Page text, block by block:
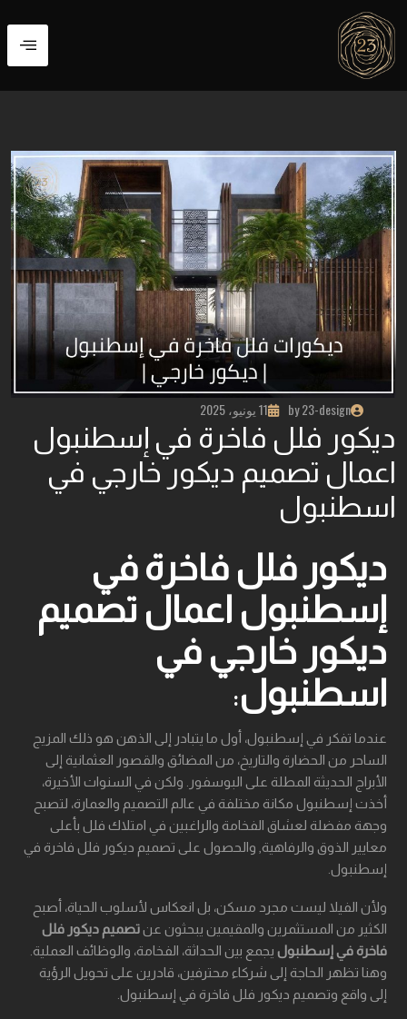
by 23-design 11 يونيو، 2025
ديكور فلل فاخرة في إسطنبول
اعمال تصميم ديكور خارجي في
اسطنبول
ديكور فلل فاخرة في
إسطنبول اعمال تصميم
ديكور خارجي في
اسطنبول:
عندما تفكر في إسطنبول، أول ما يتبادر إلى الذهن هو ذلك المزيج
الساحر من الحضارة والتاريخ، من المضائق والقصور العثمانية إلى
الأبراج الحديثة المطلة على البوسفور. ولكن في السنوات الأخيرة،
أخذت إسطنبول مكانة مختلفة في عالم التصميم والعمارة، لتصبح
وجهة مفضلة لعشاق الفخامة والراغبين في امتلاك فلل بأعلى
معايير الذوق والرفاهية, والحصول على تصميم ديكور فلل فاخرة في
إسطنبول.
ولأن الفيلا ليست مجرد مسكن، بل انعكاس لأسلوب الحياة، أصبح
الكثير من المستثمرين والمقيمين يبحثون عنتصميم ديكور فلل
فاخرة في إسطنبول يجمع بين الحداثة، الفخامة، والوظائف العملية.
وهنا تظهر الحاجة إلى شركاء محترفين، قادرين على تحويل الرؤية
إلى واقع وتصميم ديكور فلل فاخرة في إسطنبول.